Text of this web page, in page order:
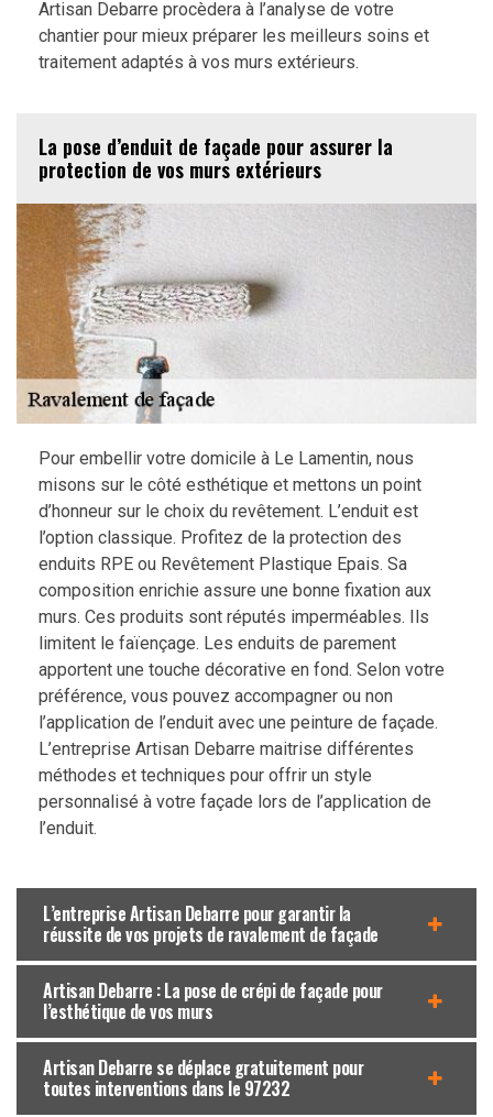
Artisan Debarre procèdera à l’analyse de votre
chantier pour mieux préparer les meilleurs soins et
traitement adaptés à vos murs extérieurs.
La pose d’enduit de façade pour assurer la
protection de vos murs extérieurs
Pour embellir votre domicile à Le Lamentin, nous
misons sur le côté esthétique et mettons un point
d’honneur sur le choix du revêtement. L’enduit est
l’option classique. Profitez de la protection des
enduits RPE ou Revêtement Plastique Epais. Sa
composition enrichie assure une bonne fixation aux
murs. Ces produits sont réputés imperméables. Ils
limitent le faïençage. Les enduits de parement
apportent une touche décorative en fond. Selon votre
préférence, vous pouvez accompagner ou non
l’application de l’enduit avec une peinture de façade.
L’entreprise Artisan Debarre maitrise différentes
méthodes et techniques pour offrir un style
personnalisé à votre façade lors de l’application de
l’enduit.
L’entreprise Artisan Debarre pour garantir la
réussite de vos projets de ravalement de façade
Artisan Debarre : La pose de crépi de façade pour
l’esthétique de vos murs
Artisan Debarre se déplace gratuitement pour
toutes interventions dans le 97232